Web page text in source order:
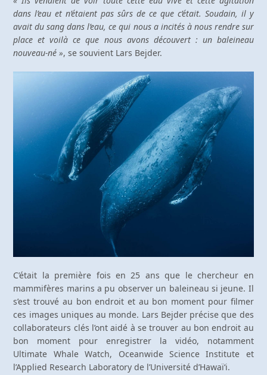
dans l’eau et n’étaient pas sûrs de ce que c’était. Soudain, il y
avait du sang dans l’eau, ce qui nous a incités à nous rendre sur
place et voilà ce que nous avons découvert : un baleineau
nouveau-né », se souvient Lars Bejder.
C’était la première fois en 25 ans que le chercheur en
mammifères marins a pu observer un baleineau si jeune. Il
s’est trouvé au bon endroit et au bon moment pour filmer
ces images uniques au monde. Lars Bejder précise que des
collaborateurs clés l’ont aidé à se trouver au bon endroit au
bon moment pour enregistrer la vidéo, notamment
Ultimate Whale Watch, Oceanwide Science Institute et
l’Applied Research Laboratory de l’Université d’Hawaïʻi.